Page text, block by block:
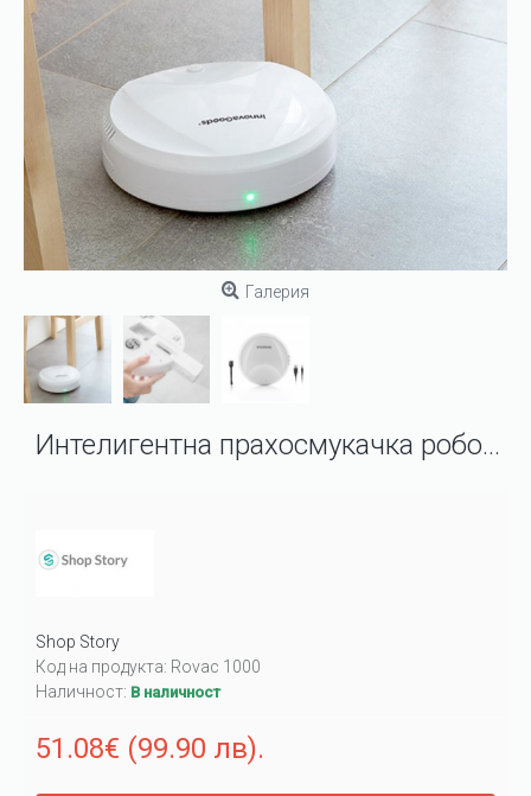
Галерия
Интелигентна прахосмукачка робот Rovac 1000
Shop Story
Код на продукта: Rovac 1000
Наличност: В наличност
51.08€ (99.90 лв).